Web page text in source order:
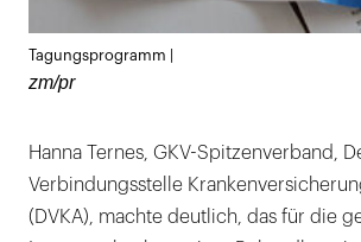
Tagungsprogramm |
zm/pr
Hanna Ternes, GKV-Spitzenverband,
Verbindungsstelle
(DVKA), machte deutlich, das für die